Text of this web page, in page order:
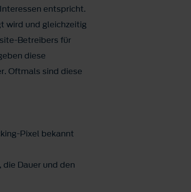
entspricht.
wird und gleichzeitig
Betreibers für
diese
Oftmals sind diese
Pixel bekannt
Dauer und den